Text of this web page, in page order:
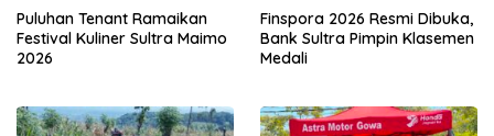
Puluhan Tenant Ramaikan
Festival Kuliner Sultra Maimo
2026
Finspora 2026 Resmi Dibuka,
Bank Sultra Pimpin Klasemen
Medali